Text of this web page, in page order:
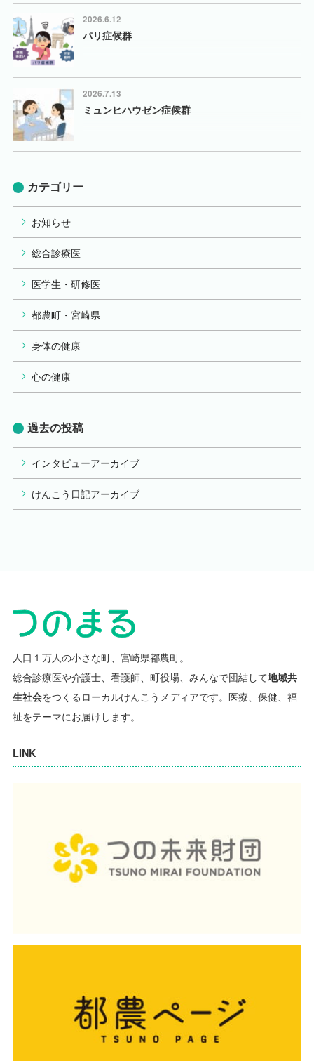
2026.6.12
パリ症候群
2026.7.13
ミュンヒハウゼン症候群
カテゴリー
お知らせ
総合診療医
医学生・研修医
都農町・宮崎県
身体の健康
心の健康
過去の投稿
インタビューアーカイブ
けんこう日記アーカイブ
人口１万人の小さな町、宮崎県都農町。
総合診療医や介護士、看護師、町役場、みんなで団結して地域共
生社会をつくるローカルけんこうメディアです。 医療、保健、福
祉をテーマにお届けします。
LINK